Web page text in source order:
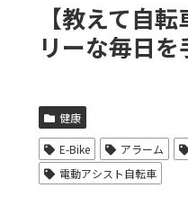
【教えて自
リーな毎日
健康
E-Bike アラーム
電動アシスト自転車